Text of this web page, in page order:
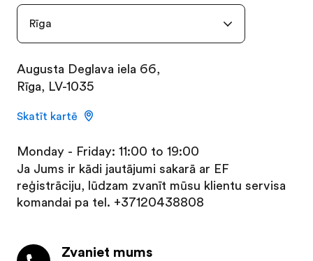
Bezmaksas brošūra
Rīga
Augusta Deglava iela 66,
Rīga, LV-1035
Skatīt kartē
Monday - Friday: 11:00 to 19:00
Ja Jums ir kādi jautājumi sakarā ar EF
reģistrāciju, lūdzam zvanīt mūsu klientu servisa
komandai pa tel. +37120438808
Zvaniet mums